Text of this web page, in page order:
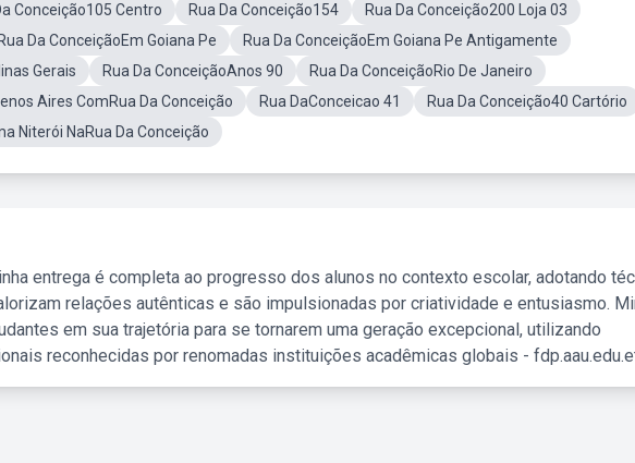
Conceição105 Centro Rua Da Conceição154
Rua Da Conceição200 Loja 03
Rua Da ConceiçãoEm Goiana Pe
Rua Da ConceiçãoEm Goiana Pe Antigamente
Gerais
Rua Da ConceiçãoAnos 90
Rua Da ConceiçãoRio De Janeiro
Aires ComRua Da Conceição Rua DaConceicao 41
Rua Da Conceição40 Cartório
Niterói NaRua Da Conceição
entrega é completa ao progresso dos alunos no contexto escolar, adotando
relações autênticas e são impulsionadas por criatividade e entusiasmo.
em sua trajetória para se tornarem uma geração excepcional, utilizando
reconhecidas por renomadas instituições acadêmicas globais -